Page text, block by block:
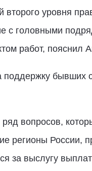
второго уровня
с головными
работ, пояснил
бывших
вопросов,
регионы России,
за выслугу